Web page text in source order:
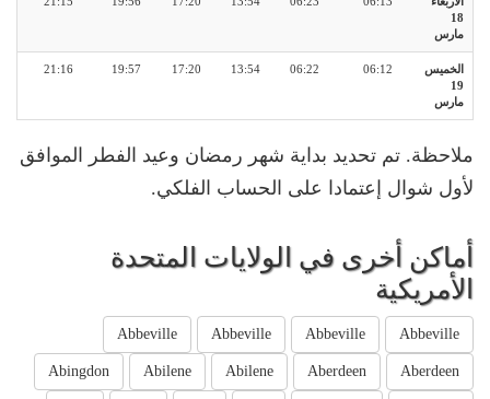
18
مارس
الخميس
19
مارس
06:12
06:22
13:54
17:20
19:57
21:16
ملاحظة. تم تحديد بداية شهر رمضان وعيد الفطر الموافق
لأول شوال إعتمادا على الحساب الفلكي.
أماكن أخرى في الولايات المتحدة
الأمريكية
Abbeville
Abbeville
Abbeville
Abbeville
Aberdeen
Aberdeen
Abilene
Abilene
Abingdon